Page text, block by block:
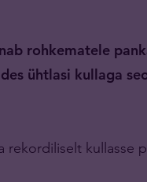
rohkematele
ühtlasi kullaga
rekordiliselt kullasse